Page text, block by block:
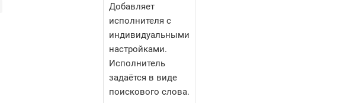
Добавляет
исполнителя с
индивидуальными
настройками.
Исполнитель
задаётся в виде
поискового слова.